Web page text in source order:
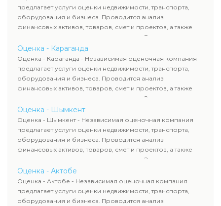
требованиям законодательства и используются для
сделок, кредитования и судебных процессов.
предлагает услуги оценки недвижимости, транспорта,
оборудования и бизнеса. Проводится анализ
финансовых активов, товаров, смет и проектов, а также
оценка животных и недропользования. Эксперты
определяют рыночную стоимость имущества и
рассчитывают ущерб. Все отчеты соответствуют
требованиям законодательства и используются для
сделок, кредитования и судебных процессов.
Оценка - Караганда
Оценка - Караганда - Независимая оценочная компания
предлагает услуги оценки недвижимости, транспорта,
оборудования и бизнеса. Проводится анализ
финансовых активов, товаров, смет и проектов, а также
оценка животных и недропользования. Эксперты
определяют рыночную стоимость имущества и
рассчитывают ущерб. Все отчеты соответствуют
требованиям законодательства и используются для
сделок, кредитования и судебных процессов.
Оценка - Шымкент
Оценка - Шымкент - Независимая оценочная компания
предлагает услуги оценки недвижимости, транспорта,
оборудования и бизнеса. Проводится анализ
финансовых активов, товаров, смет и проектов, а также
оценка животных и недропользования. Эксперты
определяют рыночную стоимость имущества и
рассчитывают ущерб. Все отчеты соответствуют
требованиям законодательства и используются для
сделок, кредитования и судебных процессов.
Оценка - Актобе
Оценка - Актобе - Независимая оценочная компания
предлагает услуги оценки недвижимости, транспорта,
оборудования и бизнеса. Проводится анализ